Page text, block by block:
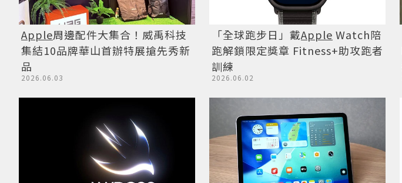
Apple周邊配件大集合！威禹科技
集結10品牌華山首辦特展搶先秀新
品
2026.06.03
「全球跑步日」戴Apple Watch陪
跑解鎖限定獎章 Fitness+助攻跑者
訓練
2026.06.02